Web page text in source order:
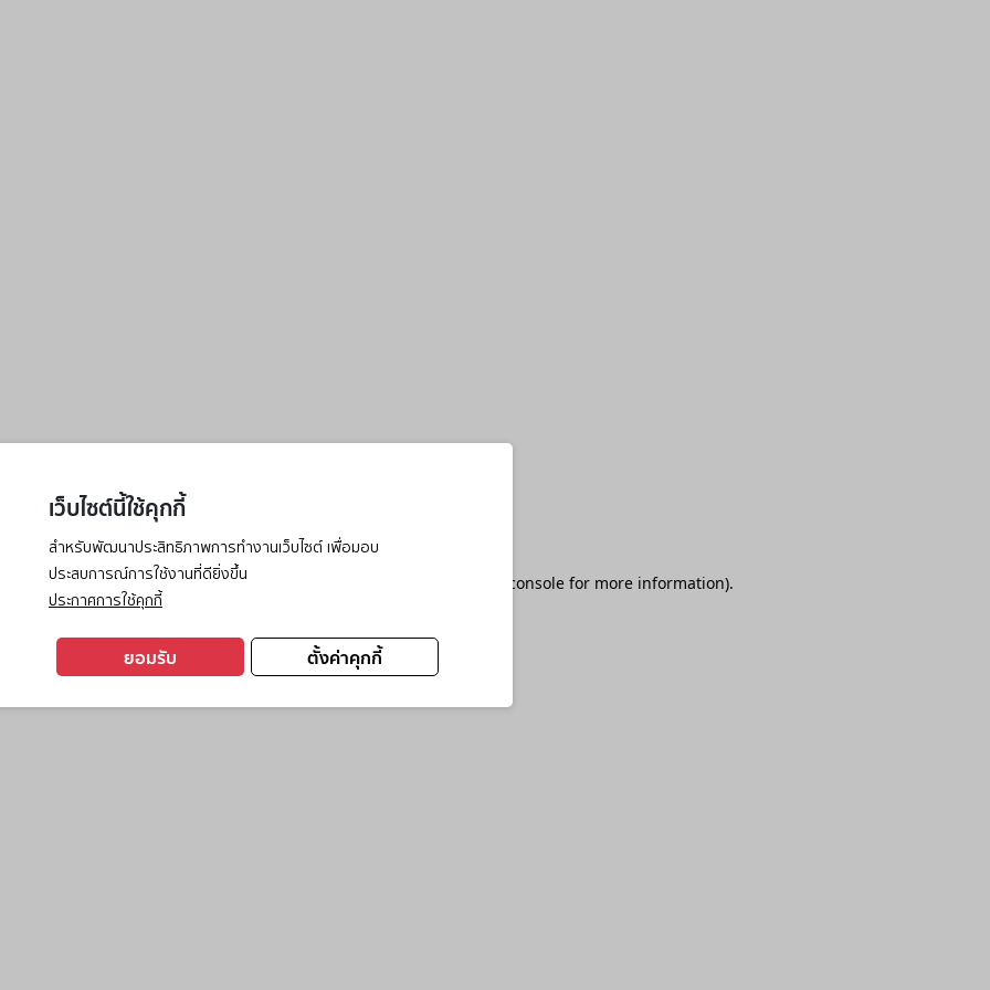
เว็บไซต์นี้ใช้คุกกี้
สำหรับพัฒนาประสิทธิภาพการทำงานเว็บไซต์ เพื่อมอบ
ประสบการณ์การใช้งานที่ดียิ่งขึ้น
ประกาศการใช้คุกกี้
ตั้งค่าคุกกี้
ยอมรับ
has occurred while loading browser console for more information).